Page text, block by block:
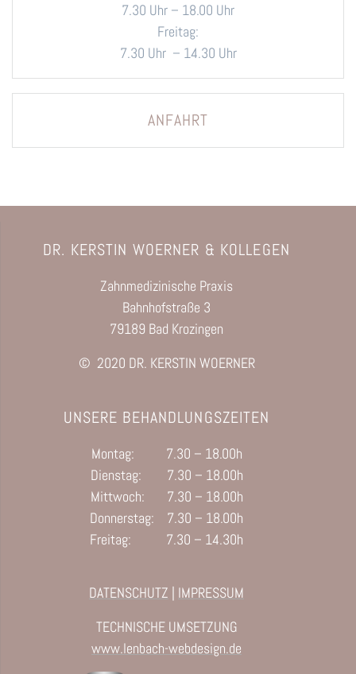
7.30 Uhr – 18.00 Uhr
Freitag:
7.30 Uhr – 14.30 Uhr
ANFAHRT
DR. KERSTIN WOERNER & KOLLEGEN
Zahnmedizinische Praxis
Bahnhofstraße 3
79189 Bad Krozingen
© 2020 DR. KERSTIN WOERNER
UNSERE BEHANDLUNGSZEITEN
Montag: 7.30 – 18.00h
Dienstag: 7.30 – 18.00h
Mittwoch: 7.30 – 18.00h
Donnerstag: 7.30 – 18.00h
Freitag: 7.30 – 14.30h
DATENSCHUTZ | IMPRESSUM
TECHNISCHE UMSETZUNG
www.lenbach-webdesign.de